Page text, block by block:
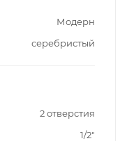
Модерн
серебристый
2 отверстия
1/2"